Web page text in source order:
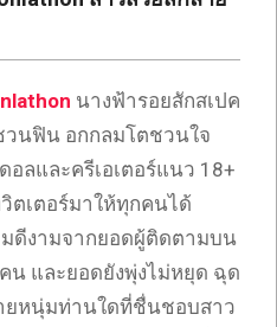
นางฟ้ารอยสักสเปค
นฟิน อกกลมโตชวนใจ
อลและครีเอเตอร์แนว 18+
ตเตอร์มาให้ทุกคนได้
ดีงามจากยอดผู้ติดตามบน
น และยอดยังพุ่งไม่หยุด ฉุด
ยหนุ่มท่านใดที่ชื่นชอบสาว